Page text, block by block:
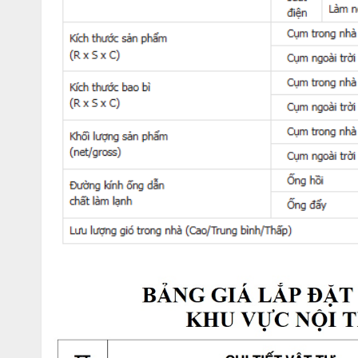
Làm lạnh nhanh và tiết kiệm điện năng hơn.
An toàn với người sử dụng và thân thiện với môi trường.